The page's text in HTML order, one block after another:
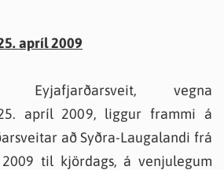
apríl 2009
vegna
apríl 2009, liggur frammi á
að Syðra-Laugalandi frá
til kjördags, á venjulegum